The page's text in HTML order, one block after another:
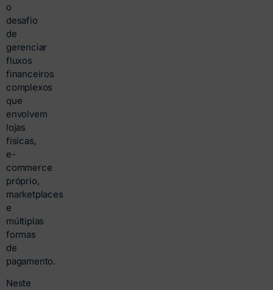
o
desafio
de
gerenciar
fluxos
financeiros
complexos
que
envolvem
lojas
físicas,
e-
commerce
próprio,
marketplaces
e
múltiplas
formas
de
pagamento.
Neste